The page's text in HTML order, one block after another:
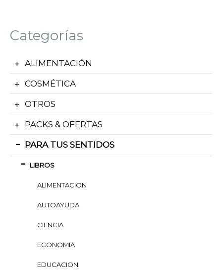
Categorías
ALIMENTACIÓN
COSMÉTICA
OTROS
PACKS & OFERTAS
PARA TUS SENTIDOS
LIBROS
ALIMENTACION
AUTOAYUDA
CIENCIA
ECONOMIA
EDUCACION